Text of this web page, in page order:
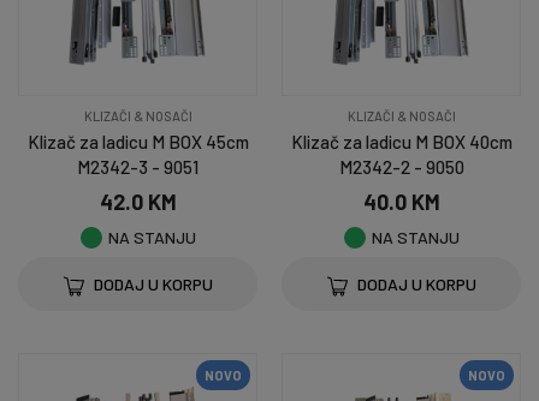
KLIZAČI & NOSAČI
Klizač za ladicu M BOX 45cm
M2342-3 - 9051
42.0 KM
NA STANJU
DODAJ U KORPU
KLIZAČI & NOSAČI
Klizač za ladicu M BOX 40cm
M2342-2 - 9050
40.0 KM
NA STANJU
DODAJ U KORPU
NOVO NOVO